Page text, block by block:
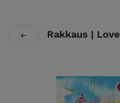
Rakkaus | Love